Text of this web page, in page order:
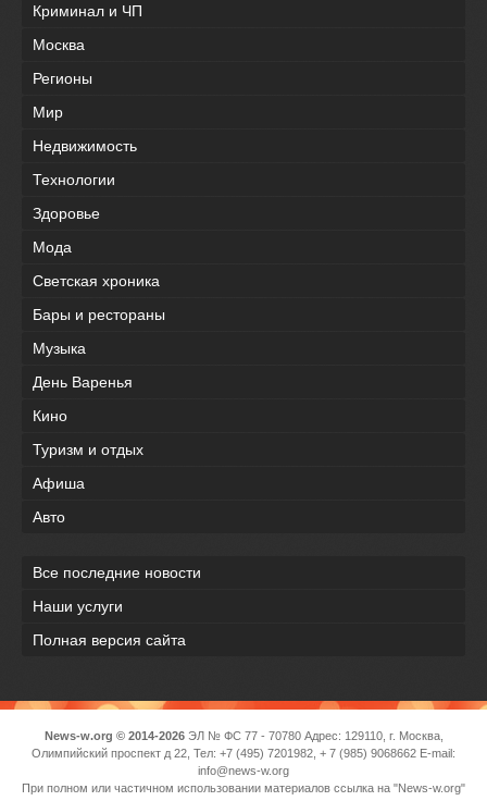
Криминал и ЧП
Москва
Регионы
Мир
Недвижимость
Технологии
Здоровье
Мода
Светская хроника
Бары и рестораны
Музыка
День Варенья
Кино
Туризм и отдых
Афиша
Авто
Все последние новости
Наши услуги
Полная версия сайта
News-w.org © 2014-2026ЭЛ № ФС 77 - 70780 Адрес: 129110, г. Москва,
Олимпийский проспект д 22, Тел: +7 (495) 7201982, + 7 (985) 9068662 E-mail:
info@news-w.org
При полном или частичном использовании материалов ссылка на "News-w.org"